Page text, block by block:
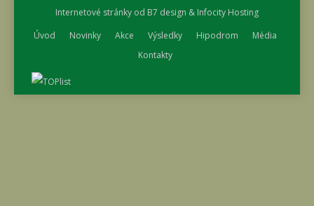
Internetové stránky od B7 design & Infocity Hosting
Úvod
Novinky Akce Výsledky Hipodrom
Média
Kontakty